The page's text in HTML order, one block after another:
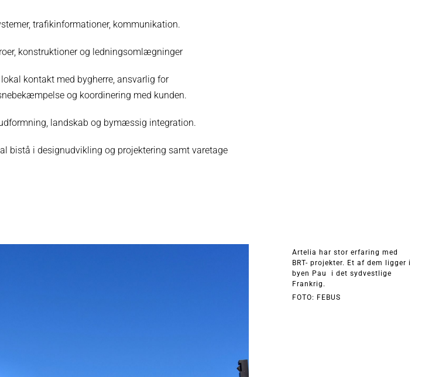
trafikinformationer, kommunikation.
konstruktioner og ledningsomlægninger
kontakt med bygherre, ansvarlig for
og koordinering med kunden.
landskab og bymæssig integration.
bistå i designudvikling og projektering samt varetage
Artelia har stor erfaring med
BRT- projekter. Et af dem ligger i
byen Pau i det sydvestlige
Frankrig.
FOTO: FEBUS